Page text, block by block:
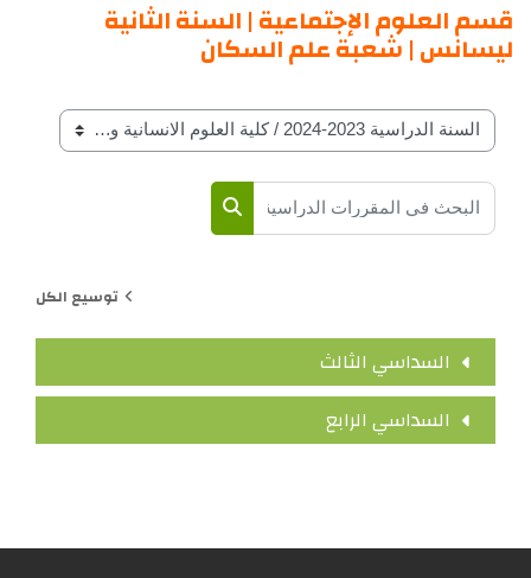
الإجتماعية | السنة الثانية
| شعبة علم السكان
المقرارات حسب السنة الدراسة
في المقررات الدراسية
البحث في المقررات الدراسية
توسيع الكل
السداسي الثالث
السداسي الرابع